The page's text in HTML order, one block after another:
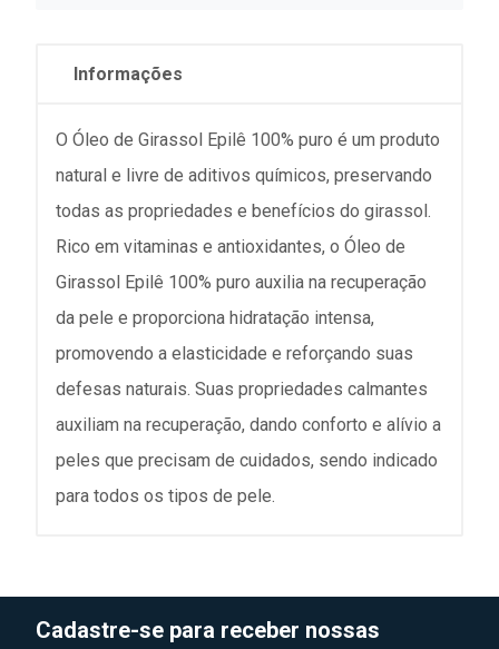
Informações
O Óleo de Girassol Epilê 100% puro é um produto
natural e livre de aditivos químicos, preservando
todas as propriedades e benefícios do girassol.
Rico em vitaminas e antioxidantes, o Óleo de
Girassol Epilê 100% puro auxilia na recuperação
da pele e proporciona hidratação intensa,
promovendo a elasticidade e reforçando suas
defesas naturais. Suas propriedades calmantes
auxiliam na recuperação, dando conforto e alívio a
peles que precisam de cuidados, sendo indicado
para todos os tipos de pele.
Cadastre-se para receber nossas